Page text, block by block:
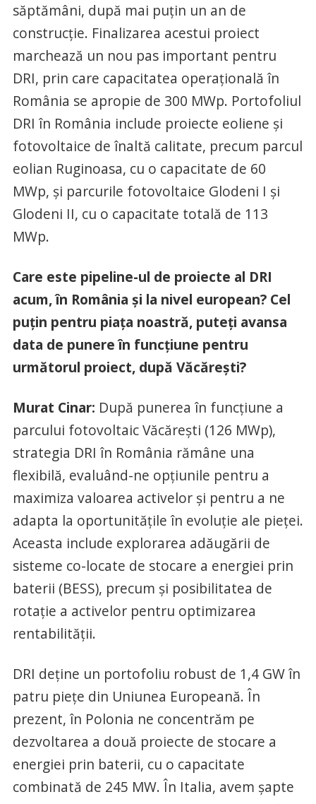
săptămâni, după mai puțin un an de
construcție. Finalizarea acestui proiect
marchează un nou pas important pentru
DRI, prin care capacitatea operațională în
România se apropie de 300 MWp. Portofoliul
DRI în România include proiecte eoliene și
fotovoltaice de înaltă calitate, precum parcul
eolian Ruginoasa, cu o capacitate de 60
MWp, și parcurile fotovoltaice Glodeni I și
Glodeni II, cu o capacitate totală de 113
MWp.
Care este pipeline-ul de proiecte al DRI
acum, în România și la nivel european? Cel
puțin pentru piața noastră, puteți avansa
data de punere în funcțiune pentru
următorul proiect, după Văcărești?
Murat Cinar: După punerea în funcțiune a
parcului fotovoltaic Văcărești (126 MWp),
strategia DRI în România rămâne una
flexibilă, evaluând-ne opțiunile pentru a
maximiza valoarea activelor și pentru a ne
adapta la oportunitățile în evoluție ale pieței.
Aceasta include explorarea adăugării de
sisteme co-locate de stocare a energiei prin
baterii (BESS), precum și posibilitatea de
rotație a activelor pentru optimizarea
rentabilității.
DRI deține un portofoliu robust de 1,4 GW în
patru piețe din Uniunea Europeană. În
prezent, în Polonia ne concentrăm pe
dezvoltarea a două proiecte de stocare a
energiei prin baterii, cu o capacitate
combinată de 245 MW. În Italia, avem șapte